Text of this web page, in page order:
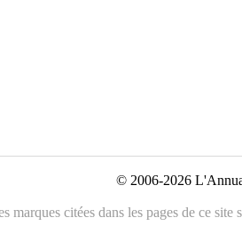
© 2006-2026
marques citées dans les pages de ce